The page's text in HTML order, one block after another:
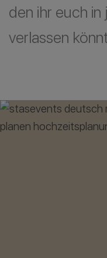
den ihr euch
verlassen